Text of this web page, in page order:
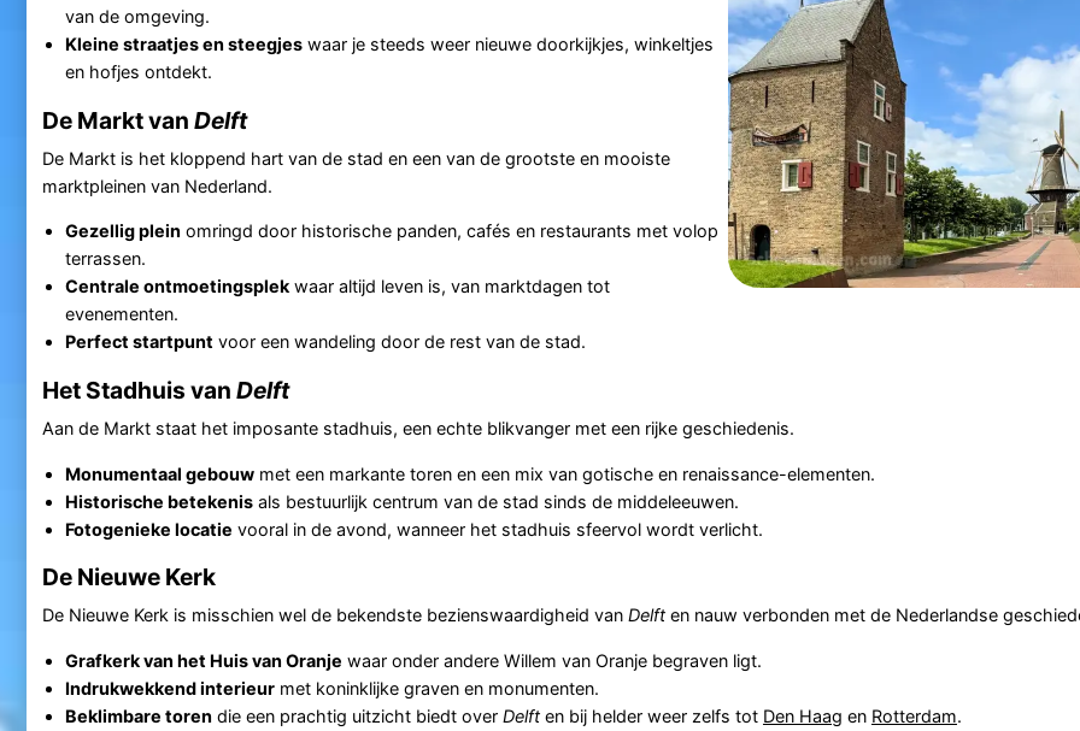
van de omgeving.
Kleine straatjes en steegjeswaar je steeds weer nieuwe doorkijkjes, winkeltjes
en hofjes ontdekt.
De Markt van Delft
De Markt is het kloppend hart van de stad en een van de grootste en mooiste
marktpleinen van Nederland.
Gezellig plein omringd door historische panden, cafés en restaurants met volop
terrassen.
Centrale ontmoetingsplekwaar altijd leven is, van marktdagen tot
evenementen.
Perfect startpunt voor een wandeling door de rest van de stad.
Het Stadhuis van Delft
Aan de Markt staat het imposante stadhuis, een echte blikvanger met een rijke geschiedenis.
Monumentaal gebouwmet een markante toren en een mix van gotische en renaissance-elementen.
Historische betekenisals bestuurlijk centrum van de stad sinds de middeleeuwen.
Fotogenieke locatie vooral in de avond, wanneer het stadhuis sfeervol wordt verlicht.
De Nieuwe Kerk
De Nieuwe Kerk is misschien wel de bekendste bezienswaardigheid van Delften nauw verbonden met de Nederlandse
Grafkerk van het Huis van Oranje waar onder andere Willem van Oranje begraven ligt.
Indrukwekkend interieurmet koninklijke graven en monumenten.
Beklimbare toren die een prachtig uitzicht biedt over Delften bij helder weer zelfs tot Den Haag en Rotterdam.